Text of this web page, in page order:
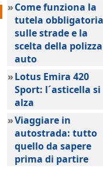
»Come funziona la
tutela obbligatoria
sulle strade e la
scelta della polizza
auto
»Lotus Emira 420
Sport: l´asticella si
alza
»Viaggiare in
autostrada: tutto
quello da sapere
prima di partire